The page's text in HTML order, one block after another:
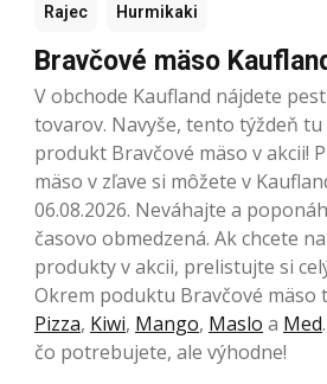
Rajec Hurmikaki
Bravčové mäso
V obchode Kaufland nájdete
tovarov. Navyše, tento týždeň
produkt Bravčové mäso v akcii!
mäso v zľave si môžete v
06.08.2026. Neváhajte a
časovo obmedzená. Ak chcete
produkty v akcii, prelistujte si
Okrem poduktu Bravčové mäso
Pizza, Kiwi, Mango, Maslo a Med
čo potrebujete, ale výhodne!